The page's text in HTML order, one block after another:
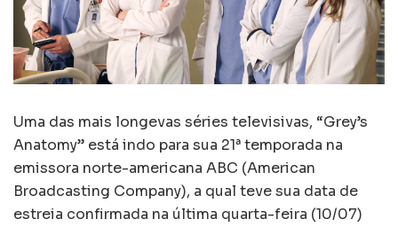
Uma das mais longevas séries televisivas, “Grey’s
Anatomy” está indo para sua 21ª temporada na
emissora norte-americana ABC (American
Broadcasting Company), a qual teve sua data de
estreia confirmada na última quarta-feira (10/07)